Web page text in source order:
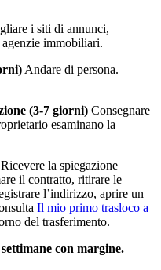
i siti di annunci,
immobiliari.
Andare di persona.
(3-7 giorni) Consegnare
esaminano la
Ricevere la spiegazione
il contratto, ritirare le
l’indirizzo, aprire un
Il mio primo trasloco a
del trasferimento.
con margine.